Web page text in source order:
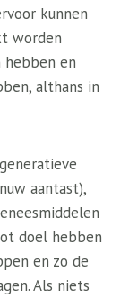
kunnen
worden
en
althans in
aantast),
doel hebben
en zo de
Als niets